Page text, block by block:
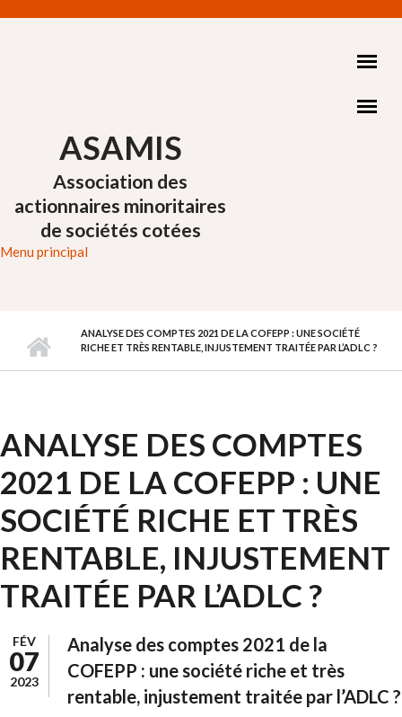
ASAMIS
Association des
actionnaires minoritaires
de sociétés cotées
Menu principal
ANALYSE DES COMPTES 2021 DE LA COFEPP : UNE SOCIÉTÉ
RICHE ET TRÈS RENTABLE, INJUSTEMENT TRAITÉE PAR L’ADLC ?
ANALYSE DES COMPTES
2021 DE LA COFEPP : UNE
SOCIÉTÉ RICHE ET TRÈS
RENTABLE, INJUSTEMENT
TRAITÉE PAR L’ADLC ?
FÉV
07
2023
Analyse des comptes 2021 de la
COFEPP : une société riche et très
rentable, injustement traitée par l’ADLC ?